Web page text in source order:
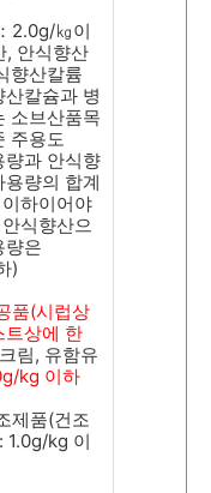
2.0g/㎏이
, 안식향산
향산칼륨
칼슘과 병
소브산품목
주용도
량과 안식향
량의 합계
이하이어야
식향산으
량은
)
품(시럽상
트상에 한
림, 유함유
kg 이하
제품(건조
1.0g/kg 이